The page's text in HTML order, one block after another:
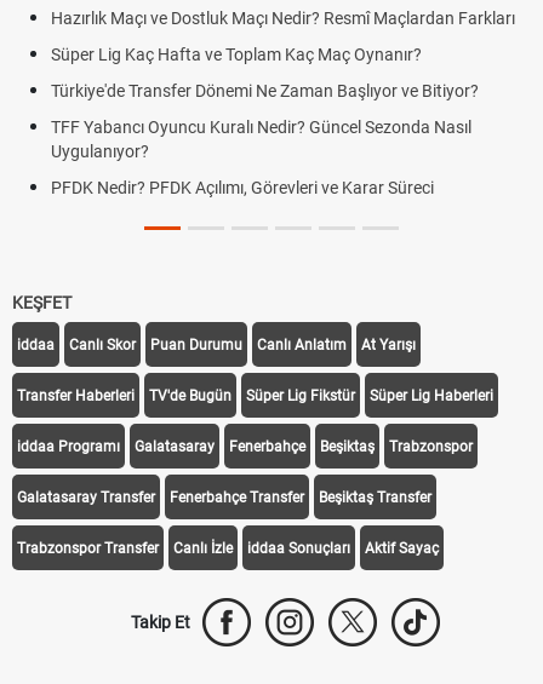
Hazırlık Maçı ve Dostluk Maçı Nedir? Resmî Maçlardan Farkları
Süper Lig Kaç Hafta ve Toplam Kaç Maç Oynanır?
Türkiye'de Transfer Dönemi Ne Zaman Başlıyor ve Bitiyor?
TFF Yabancı Oyuncu Kuralı Nedir? Güncel Sezonda Nasıl
Uygulanıyor?
PFDK Nedir? PFDK Açılımı, Görevleri ve Karar Süreci
KEŞFET
iddaa Canlı Skor Puan Durumu Canlı Anlatım At Yarışı
Transfer Haberleri TV'de Bugün Süper Lig Fikstür Süper Lig Haberleri
iddaa Programı Galatasaray Fenerbahçe Beşiktaş Trabzonspor
Galatasaray Transfer Fenerbahçe Transfer Beşiktaş Transfer
Trabzonspor Transfer Canlı İzle iddaa Sonuçları Aktif Sayaç
Takip Et